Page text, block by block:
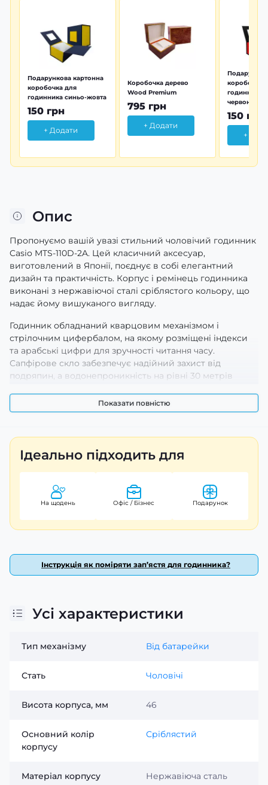
Подарункова картонна
коробочка для
годинника синьо-жовта
150 грн
+ Додати
Коробочка дерево
Wood Premium
795 грн
+ Додати
коробочка
годинника
червона
150 грн
+
Опис
Пропонуємо вашій увазі стильний чоловічий годинник
Casio MTS-110D-2A. Цей класичний аксесуар,
виготовлений в Японії, поєднує в собі елегантний
дизайн та практичність. Корпус і ремінець годинника
виконані з нержавіючої сталі сріблястого кольору, що
надає йому вишуканого вигляду.
Годинник обладнаний кварцовим механізмом і
стрілочним цифербалом, на якому розміщені індекси
та арабські цифри для зручності читання часу.
Сапфірове скло забезпечує надійний захист від
подряпин, а водонепроникність на рівні 30 метрів
побоювань за його функціональність.
цінує якість, стиль і надійність. Гарантія на годинник
складає 24 місяці, що підкреслює впевненість
виробника у своїй продукції. Вага моделі — лише 100
грамів, що робить її комфортною для щоденного
використання. Не пропустіть можливість стати
власником цього стильного годинника!
Показати повністю
Ідеально підходить для
На щодень Офіс / Бізнес Подарунок
Інструкція як поміряти зап’ястя для годинника?
Усі характеристики
Тип механізму Від батарейки
Стать Чоловічі
Висота корпуса, мм 46
Основний колір
корпусу
Сріблястий
Матеріал корпусу Нержавіюча сталь